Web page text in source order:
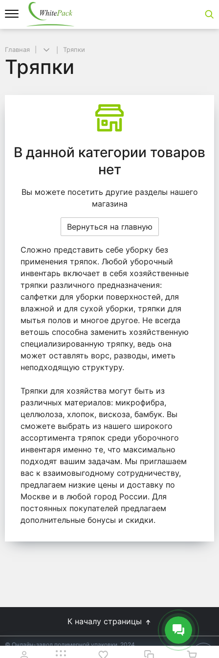
Главная Тряпки
Тряпки
В данной категории товаров
нет
Вы можете посетить другие разделы нашего
магазина
Вернуться на главную
Сложно представить себе уборку без
применения тряпок. Любой уборочный
инвентарь включает в себя хозяйственные
тряпки различного предназначения:
салфетки для уборки поверхностей, для
влажной и для сухой уборки, тряпки для
мытья полов и многое другое. Не всегда
ветошь способна заменить хозяйственную
специализированную тряпку, ведь она
может оставлять ворс, разводы, иметь
неподходящую структуру.
Тряпки для хозяйства могут быть из
различных материалов: микрофибра,
целлюлоза, хлопок, вискоза, бамбук. Вы
сможете выбрать из нашего широкого
ассортимента тряпок среди уборочного
инвентаря именно те, что максимально
подходят вашим задачам. Мы приглашаем
вас к взаимовыгодному сотрудничеству,
предлагаем низкие цены и доставку по
Москве и в любой город России. Для
постоянных покупателей предлагаем
дополнительные бонусы и скидки.
К началу страницы
© Онлайн-завод полимерной упаковки, 2024
Не является публичной офертой.Условия уточняйте у